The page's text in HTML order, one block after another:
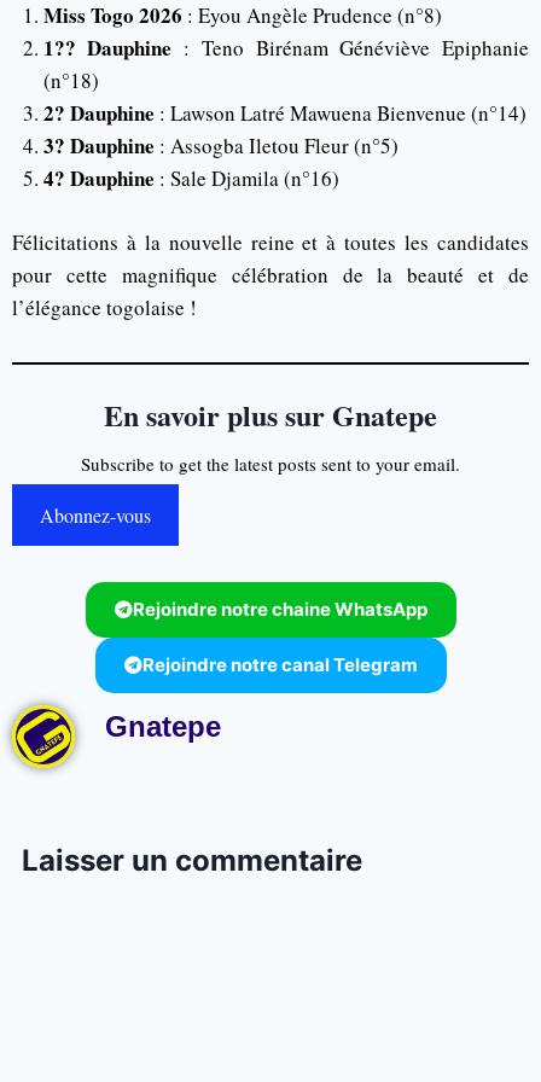
Miss Togo 2026 : Eyou Angèle Prudence (n°8)
1?? Dauphine : Teno Birénam Généviève Epiphanie
(n°18)
2? Dauphine : Lawson Latré Mawuena Bienvenue (n°14)
3? Dauphine : Assogba Iletou Fleur (n°5)
4? Dauphine : Sale Djamila (n°16)
Félicitations à la nouvelle reine et à toutes les candidates
pour cette magnifique célébration de la beauté et de
l’élégance togolaise !
En savoir plus sur Gnatepe
Subscribe to get the latest posts sent to your email.
Abonnez-vous
Rejoindre notre chaine WhatsApp
Rejoindre notre canal Telegram
Gnatepe
Laisser un commentaire